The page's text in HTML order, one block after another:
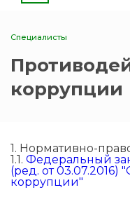
Специалисты
коррупции
1. Нормативно-
1.1. Федеральный
(ред. от 03.07.2016)
коррупции"